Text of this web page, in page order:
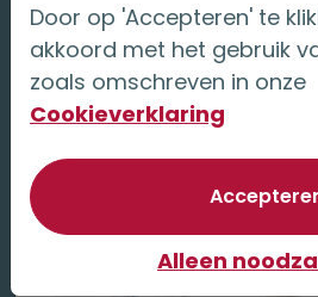
impact van vergrijzing,
Wilderbeek in dit
op zijn dagelijkse
Lees verderover
Door op 'Accepteren' te
akkoord met het gebruik
zoals omschreven in onze
Cookieverklaring
Alleen